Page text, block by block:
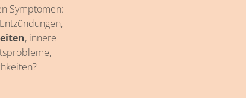
Symptomen:
, innere